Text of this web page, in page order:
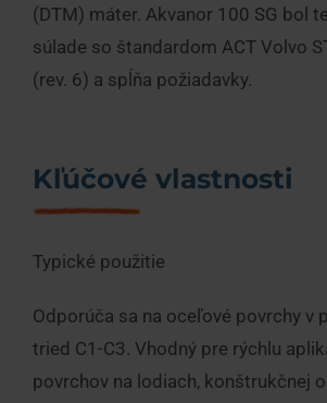
(DTM) máter. Akvanor 100 SG bol
súlade so štandardom ACT Volvo
(rev. 6) a spĺňa požiadavky.
Kľúčové vlastnosti
Typické použitie
Odporúča sa na oceľové povrchy v
tried C1-C3. Vhodný pre rýchlu
povrchov na lodiach, konštrukčnej